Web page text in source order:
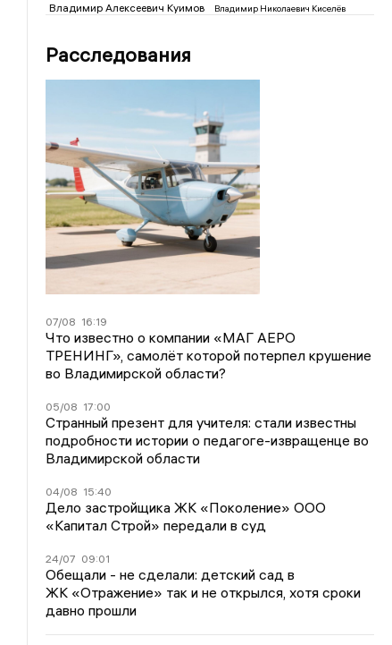
Владимир Алексеевич Куимов Владимир Николаевич Киселёв
Расследования
07/08 16:19
Что известно о компании «МАГ АЕРО
ТРЕНИНГ», самолёт которой потерпел крушение
во Владимирской области?
05/08 17:00
Странный презент для учителя: стали известны
подробности истории о педагоге-извращенце во
Владимирской области
04/08 15:40
Дело застройщика ЖК «Поколение» ООО
«Капитал Строй» передали в суд
24/07 09:01
Обещали - не сделали: детский сад в
ЖК «Отражение» так и не открылся, хотя сроки
давно прошли